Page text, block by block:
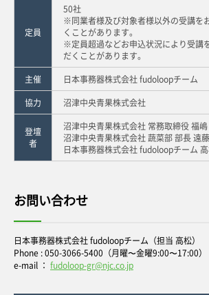
定員
50社
※同業者様及び対象者様以外の受講を
くことがあります。
※定員超過などお申込状況により受講
だくことがあります。
主催
日本事務器株式会社 fudoloopチーム
協力
沼津中央青果株式会社
登壇
者
沼津中央青果株式会社 常務取締役 福
沼津中央青果株式会社 蔬菜部 部長 遠
日本事務器株式会社 fudoloopチーム
お問い合わせ
日本事務器株式会社 fudoloopチーム（担当 高松）
Phone : 050-3066-5400（月曜〜金曜9:00〜17:00）
e-mail ： fudoloop-gr@njc.co.jp